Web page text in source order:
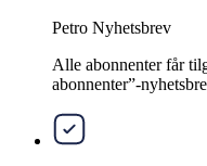
Petro Nyhetsbrev
Alle abonnenter får
abonnenter”-